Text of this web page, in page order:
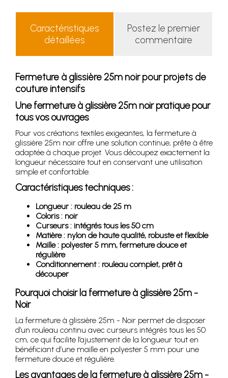
Caractéristiques
détaillées
Postez le premier
commentaire
Fermeture à glissière 25m noir pour projets de
couture intensifs
Une fermeture à glissière 25m noir pratique pour
tous vos ouvrages
Pour vos créations textiles exigeantes, la fermeture à
glissière 25m noir offre une solution continue, prête à être
adaptée à chaque projet. Vous découpez exactement la
longueur nécessaire tout en conservant une utilisation
simple et confortable.
Caractéristiques techniques :
Longueur : rouleau de 25 m
Coloris : noir
Curseurs : intégrés tous les 50 cm
Matière : nylon de haute qualité, robuste et flexible
Maille : polyester 5 mm, fermeture douce et
régulière
Conditionnement : rouleau complet, prêt à
découper
Pourquoi choisir la fermeture à glissière 25m -
Noir
La fermeture à glissière 25m - Noir permet de disposer
d’un rouleau continu avec curseurs intégrés tous les 50
cm, ce qui facilite l’ajustement de la longueur tout en
bénéficiant d’une maille en polyester 5 mm pour une
fermeture douce et régulière.
Les avantages de la fermeture à glissière 25m -